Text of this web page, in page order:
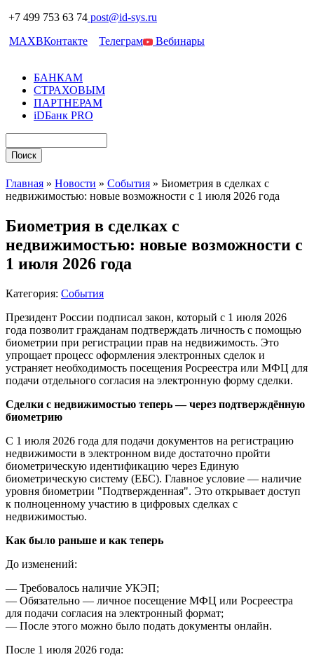
+7 499 753 63 74 post@id-sys.ru
MAXВКонтакте Телеграм Вебинары
БАНКАМ
СТРАХОВЫМ
ПАРТНЕРАМ
iDБанк PRO
Главная » Новости » События » Биометрия в сделках с
недвижимостью: новые возможности с 1 июля 2026 года
Биометрия в сделках с
недвижимостью: новые возможности с
1 июля 2026 года
Категория: События
Президент России подписал закон, который с 1 июля 2026
года позволит гражданам подтверждать личность с помощью
биометрии при регистрации прав на недвижимость. Это
упрощает процесс оформления электронных сделок и
устраняет необходимость посещения Росреестра или МФЦ для
подачи отдельного согласия на электронную форму сделки.
Сделки с недвижимостью теперь — через подтверждённую
биометрию
С 1 июля 2026 года для подачи документов на регистрацию
недвижимости в электронном виде достаточно пройти
биометрическую идентификацию через Единую
биометрическую систему (ЕБС). Главное условие — наличие
уровня биометрии "Подтвержденная". Это открывает доступ
к полноценному участию в цифровых сделках с
недвижимостью.
Как было раньше и как теперь
До изменений:
— Требовалось наличие УКЭП;
— Обязательно — личное посещение МФЦ или Росреестра
для подачи согласия на электронный формат;
— После этого можно было подать документы онлайн.
После 1 июля 2026 года: